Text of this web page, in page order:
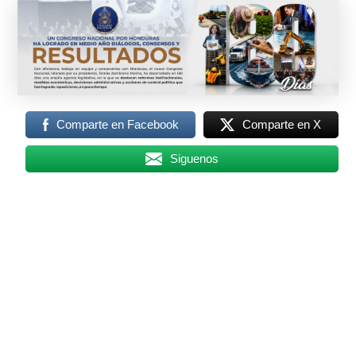
Comparte en Facebook Comparte en X
Siguenos